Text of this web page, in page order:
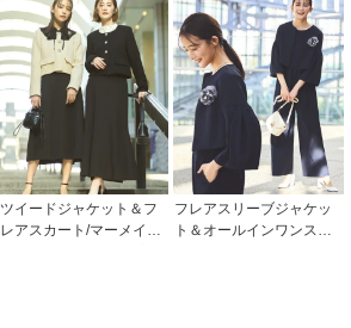
業式(卒園式)・七五三-マ
マ対応
ツイードジャケット＆フ
レアスカート/マーメイド
フレアスリーブジャケッ
ト＆オールインワンスー